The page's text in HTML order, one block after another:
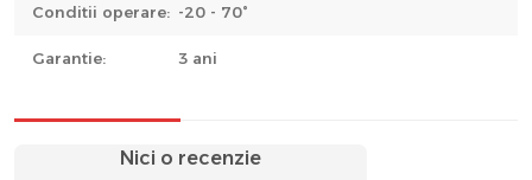
Conditii operare: -20 - 70°
Garantie: 3 ani
Nici o recenzie